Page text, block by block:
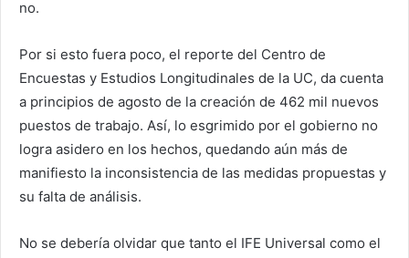
no.
Por si esto fuera poco, el reporte del Centro de
Encuestas y Estudios Longitudinales de la UC, da cuenta
a principios de agosto de la creación de 462 mil nuevos
puestos de trabajo. Así, lo esgrimido por el gobierno no
logra asidero en los hechos, quedando aún más de
manifiesto la inconsistencia de las medidas propuestas y
su falta de análisis.
No se debería olvidar que tanto el IFE Universal como el